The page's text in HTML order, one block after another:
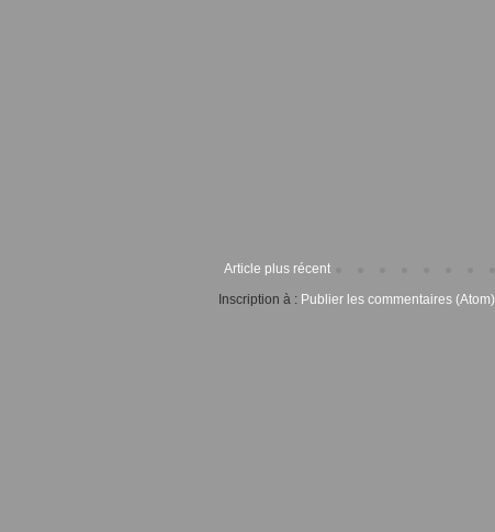
Article plus récent
Inscription à : Publier les commentaires (Atom)